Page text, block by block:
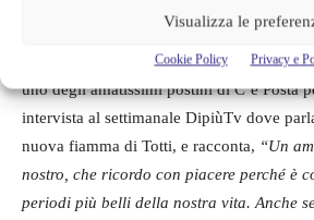
Visualizza le
Cookie Policy Privacy e
Ovviamente di Gianfranco Apicerni,
uno degli amatissimi postini di C’è Posta
intervista al settimanale DipiùTv dove
nuova fiamma di Totti, e racconta, “Un
nostro, che ricordo con piacere perché è
periodi più belli della nostra vita. Anche